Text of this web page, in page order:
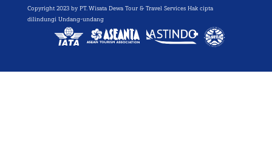
Copyright 2023 by PT. Wisata Dewa Tour & Travel Services Hak cipta
dilindungi Undang-undang